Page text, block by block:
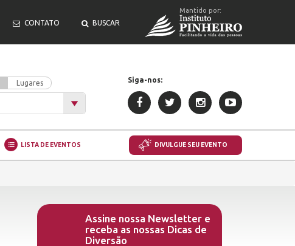
CONTATO BUSCAR
Mantido por:
Lugares Siga-nos:
LISTA DE EVENTOS DIVULGUE SEU EVENTO
Assine nossa Newsletter e
receba as nossas Dicas de
Diversão